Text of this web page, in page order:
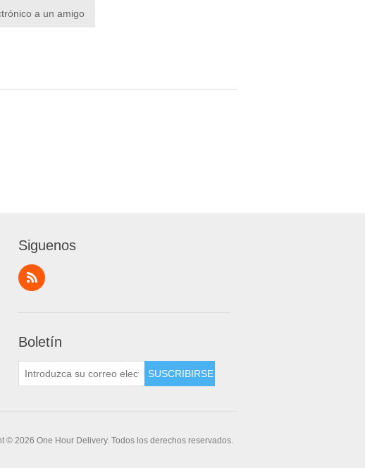
Siguenos
Boletín
© 2026 One Hour Delivery. Todos los derechos reservados.